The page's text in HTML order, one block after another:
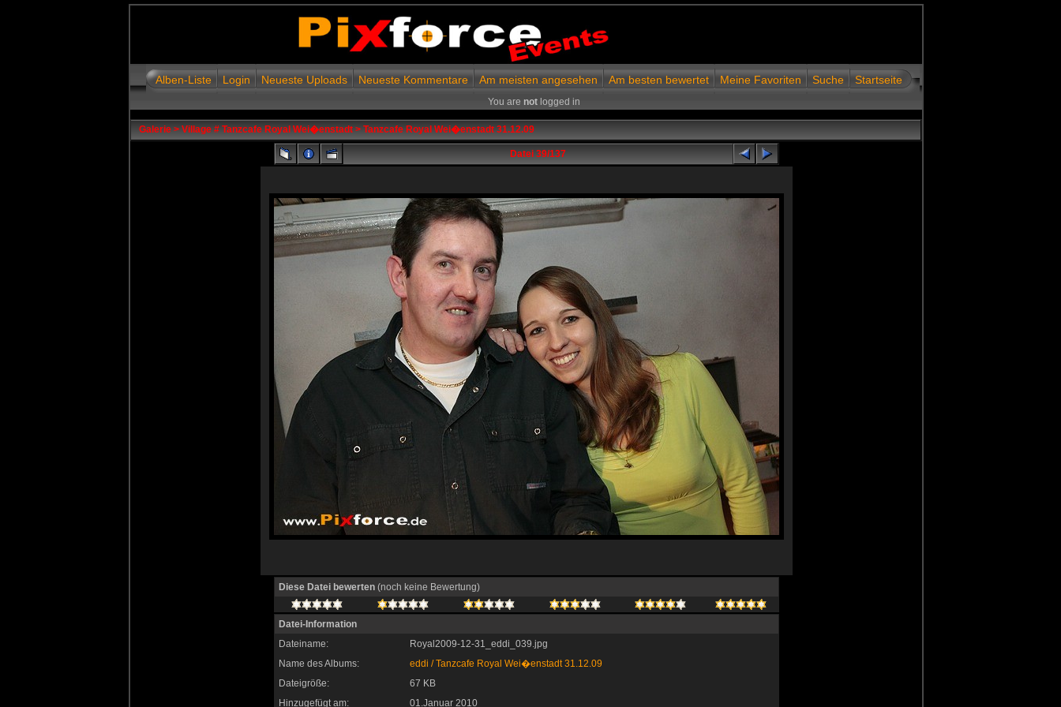
Alben-Liste Login Neueste Uploads Neueste Kommentare Am meisten angesehen Am besten bewertet Meine Favoriten Suche Startseite
You are not logged in
Galerie > Village # Tanzcafe Royal Wei�enstadt > Tanzcafe Royal Wei�enstadt 31.12.09
Datei 39/137
Diese Datei bewerten(noch keine Bewertung)
Datei-Information
Dateiname:
Royal2009-12-31_eddi_039.jpg
Name des Albums:
eddi /Tanzcafe Royal Wei�enstadt 31.12.09
Dateigröße:
67 KB
Hinzugefügt am:
01.Januar 2010